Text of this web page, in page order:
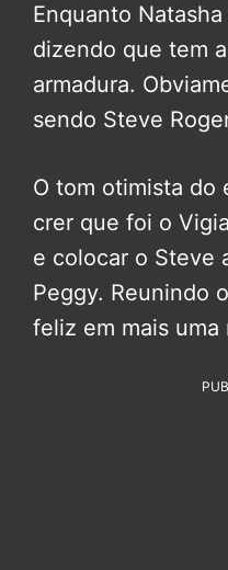
Enquanto
dizendo que tem
armadura.
sendo Steve
O tom otimista do
crer que foi o
e colocar o Steve
Peggy. Reunindo
feliz em mais uma